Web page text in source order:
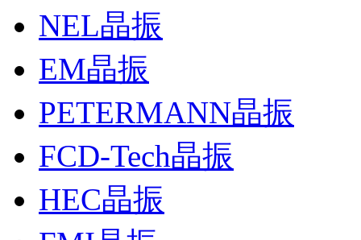
NEL晶振
EM晶振
PETERMANN晶振
FCD-Tech晶振
HEC晶振